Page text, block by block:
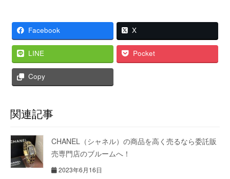
Facebook X
LINE Pocket
Copy
関連記事
CHANEL（シャネル）の商品を高く売るなら委託販
売専門店のブルームへ！
2023年6月16日